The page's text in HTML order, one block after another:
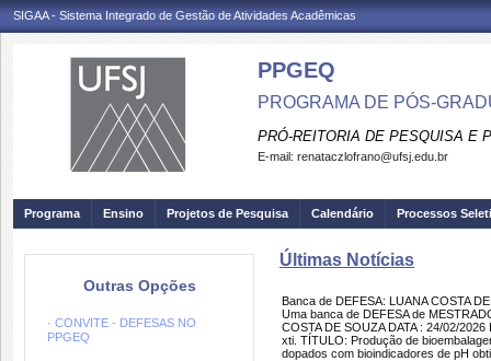
SIGAA - Sistema Integrado de Gestão de Atividades Acadêmicas
PPGEQ
PROGRAMA DE PÓS-
PRÓ-REITORIA DE PESQUISA E
E-mail: renataczlofrano@ufsj.edu.br
Programa Ensino Projetos de Pesquisa Calendário Processos
Outras Opções
· CONVITE - DEFESAS NO
PPGEQ
Últimas Notícias
Banca de DEFESA: LUANA COSTA
Uma banca de DEFESA de
COSTA DE SOUZA DATA : 24/02/
xti. TÍTULO: Produção de
dopados com bioindicadores de pH